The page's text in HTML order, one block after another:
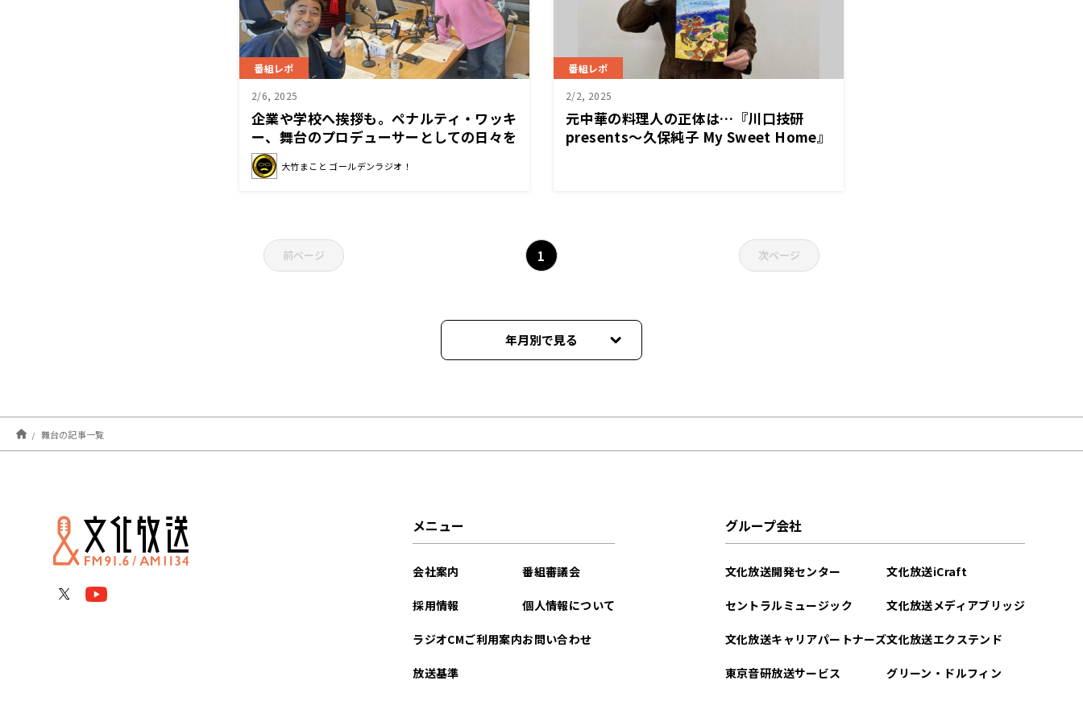
番組レポ
2/6, 2025
企業や学校へ挨拶も。ペナルティ・ワッキ
ー、舞台のプロデューサーとしての日々を
語る
大竹まこと ゴールデンラジオ！
番組レポ
2/2, 2025
元中華の料理人の正体は…『川口技研
presents～久保純子 My Sweet Home』
前ページ 1 次ページ
年月別で見る
2025年07月
2025年06月
舞台の記事一覧
メニュー
会社案内
採用情報
ラジオCMご利用案内
放送基準
番組審議会
個人情報について
お問い合わせ
グループ会社
文化放送開発センター
セントラルミュージック
文化放送キャリアパートナーズ
東京音研放送サービス
文化放送iCraft
文化放送メディアブリッジ
文化放送エクステンド
グリーン・ドルフィン